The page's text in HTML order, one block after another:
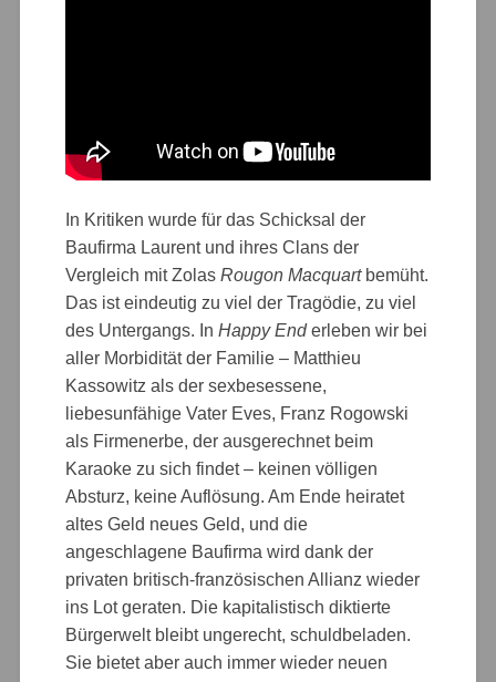
In Kritiken wurde für das Schicksal der
Baufirma Laurent und ihres Clans der
Vergleich mit ZolasRougon Macquartbemüht.
Das ist eindeutig zu viel der Tragödie, zu viel
des Untergangs. InHappy Enderleben wir bei
aller Morbidität der Familie – Matthieu
Kassowitz als der sexbesessene,
liebesunfähige Vater Eves, Franz Rogowski
als Firmenerbe, der ausgerechnet beim
Karaoke zu sich findet – keinen völligen
Absturz, keine Auflösung. Am Ende heiratet
altes Geld neues Geld, und die
angeschlagene Baufirma wird dank der
privaten britisch-französischen Allianz wieder
ins Lot geraten. Die kapitalistisch diktierte
Bürgerwelt bleibt ungerecht, schuldbeladen.
Sie bietet aber auch immer wieder neuen